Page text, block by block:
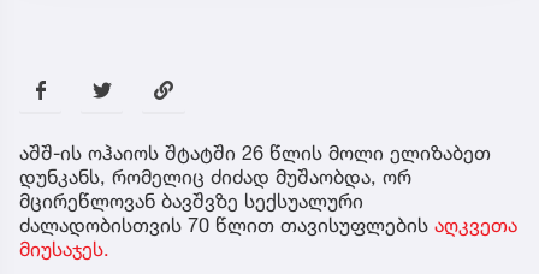
აშშ-ის ოჰაიოს შტატში 26 წლის მოლი ელიზაბეთ
დუნკანს, რომელიც ძიძად მუშაობდა, ორ
მცირეწლოვან ბავშვზე სექსუალური
ძალადობისთვის 70 წლით თავისუფლების აღკვეთა
მიუსაჯეს.